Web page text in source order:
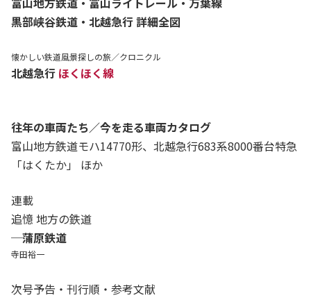
黒部峡谷鉄道・北越急行 詳細全図
懐かしい鉄道風景探しの旅／クロニクル
北越急行 ほくほく線
往年の車両たち／今を走る車両カタログ
富山地方鉄道モハ14770形、北越急行683系8000番台特急
「はくたか」 ほか
連載
追憶 地方の鉄道
─蒲原鉄道
寺田裕一
次号予告・刊行順・参考文献